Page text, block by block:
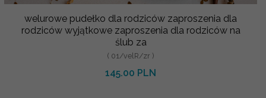
welurowe pudełko dla rodziców zaproszenia dla
rodziców wyjątkowe zaproszenia dla rodziców na
ślub za
( 01/velR/zr )
145.00 PLN